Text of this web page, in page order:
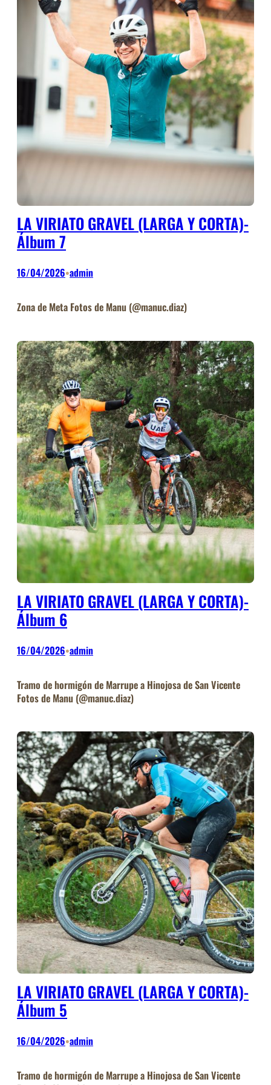
LA VIRIATO GRAVEL (LARGA Y CORTA)-
Álbum 7
16/04/2026•admin
Zona de Meta Fotos de Manu (@manuc.diaz)
LA VIRIATO GRAVEL (LARGA Y CORTA)-
Álbum 6
16/04/2026•admin
Tramo de hormigón de Marrupe a Hinojosa de San Vicente
Fotos de Manu (@manuc.diaz)
LA VIRIATO GRAVEL (LARGA Y CORTA)-
Álbum 5
16/04/2026•admin
Tramo de hormigón de Marrupe a Hinojosa de San Vicente